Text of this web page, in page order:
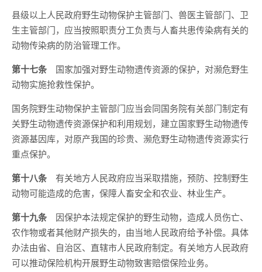
县级以上人民政府野生动物保护主管部门、兽医主管部门、卫
生主管部门，应当按照职责分工负责与人畜共患传染病有关的
动物传染病的防治管理工作。
第十七条 国家加强对野生动物遗传资源的保护，对濒危野生
动物实施抢救性保护。
国务院野生动物保护主管部门应当会同国务院有关部门制定有
关野生动物遗传资源保护和利用规划，建立国家野生动物遗传
资源基因库，对原产我国的珍贵、濒危野生动物遗传资源实行
重点保护。
第十八条 有关地方人民政府应当采取措施，预防、控制野生
动物可能造成的危害，保障人畜安全和农业、林业生产。
第十九条 因保护本法规定保护的野生动物，造成人员伤亡、
农作物或者其他财产损失的，由当地人民政府给予补偿。具体
办法由省、自治区、直辖市人民政府制定。有关地方人民政府
可以推动保险机构开展野生动物致害赔偿保险业务。